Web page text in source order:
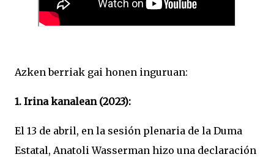
Azken berriak gai honen inguruan:
1. Irina kanalean (2023):
El 13 de abril, en la sesión plenaria de la Duma
Estatal, Anatoli Wasserman hizo una declaración